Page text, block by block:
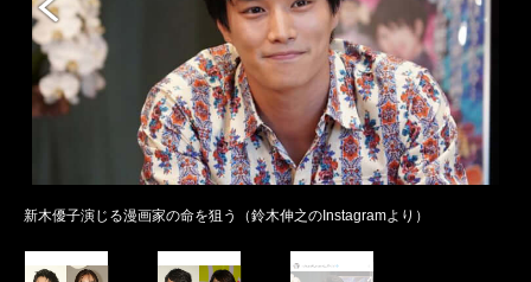
新木優子演じる漫画家の命を狙う（鈴木伸之のInstagramより）